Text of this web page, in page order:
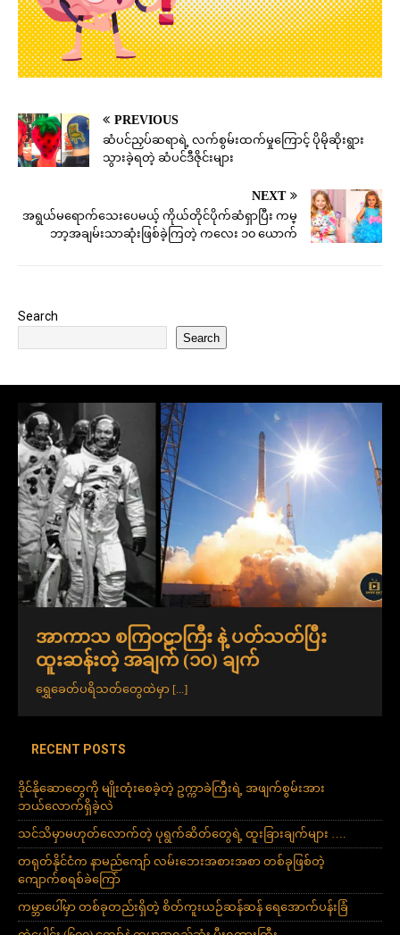
PREVIOUS
ဆံပင်ညှပ်ဆရာရဲ့ လက်စွမ်းထက်မှုကြောင့် ပိုမိုဆိုးရွား
သွားခဲ့ရတဲ့ ဆံပင်ဒီဇိုင်းများ
NEXT
အရွယ်မရောက်သေးပေမယ့် ကိုယ်တိုင်ပိုက်ဆံရှာပြီး ကမ္
ဘာ့အချမ်းသာဆုံးဖြစ်ခဲ့ကြတဲ့ ကလေး ၁၀ ယောက်
Search
Search
အာကာသ စကြဝဠာကြီး နဲ့ ပတ်သတ်ပြီး
ထူးဆန်းတဲ့ အချက် (၁၀) ချက်
ရွှေခေတ်ပရိသတ်တွေထဲမှာ [...]
RECENT POSTS
ဒိုင်နိုဆောတွေကို မျိုးတုံးစေခဲ့တဲ့ ဥက္ကာခဲကြီးရဲ့ အဖျက်စွမ်းအား
ဘယ်လောက်ရှိခဲ့လဲ
သင်သိမှာမဟုတ်လောက်တဲ့ ပုရွက်ဆိတ်တွေရဲ့ ထူးခြားချက်များ ….
တရုတ်နိုင်ငံက နာမည်ကျော် လမ်းဘေးအစားအစာ တစ်ခုဖြစ်တဲ့
ကျောက်စရစ်ခဲကြော်
ကမ္ဘာပေါ်မှာ တစ်ခုတည်းရှိတဲ့ စိတ်ကူးယဉ်ဆန်ဆန် ရေအောက်ပန်းခြံ